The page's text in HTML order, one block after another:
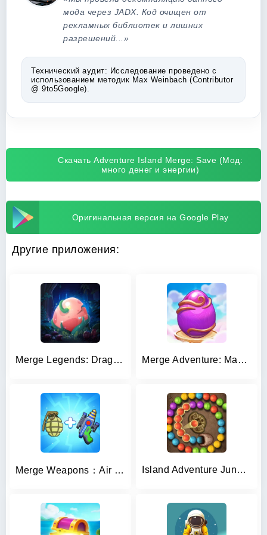
мода через JADX. Код очищен от
рекламных библиотек и лишних
разрешений...»
Технический аудит: Исследование проведено с
использованием методик Max Weinbach (Contributor
@ 9to5Google).
Скачать Adventure Island Merge: Save (Мод:
много денег и энергии)
Оригинальная версия на Google Play
Другие приложения:
Merge Legends: Dragon Island Merge Adventure: Magic Dragons
Merge Weapons：Air Island TD Island Adventure Jungle Blast